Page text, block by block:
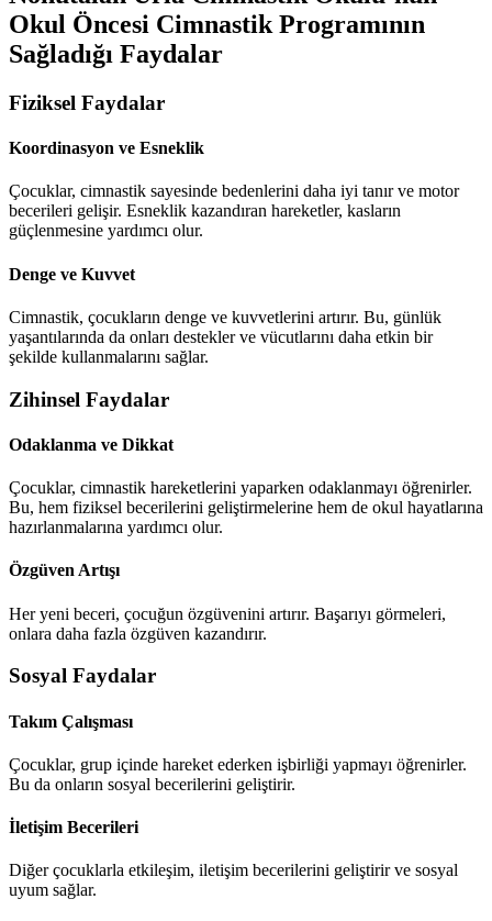
Okul Öncesi Cimnastik Programının
Sağladığı Faydalar
Fiziksel Faydalar
Koordinasyon ve Esneklik
Çocuklar, cimnastik sayesinde bedenlerini daha iyi tanır ve motor
becerileri gelişir. Esneklik kazandıran hareketler, kasların
güçlenmesine yardımcı olur.
Denge ve Kuvvet
Cimnastik, çocukların denge ve kuvvetlerini artırır. Bu, günlük
yaşantılarında da onları destekler ve vücutlarını daha etkin bir
şekilde kullanmalarını sağlar.
Zihinsel Faydalar
Odaklanma ve Dikkat
Çocuklar, cimnastik hareketlerini yaparken odaklanmayı öğrenirler.
Bu, hem fiziksel becerilerini geliştirmelerine hem de okul hayatlarına
hazırlanmalarına yardımcı olur.
Özgüven Artışı
Her yeni beceri, çocuğun özgüvenini artırır. Başarıyı görmeleri,
onlara daha fazla özgüven kazandırır.
Sosyal Faydalar
Takım Çalışması
Çocuklar, grup içinde hareket ederken işbirliği yapmayı öğrenirler.
Bu da onların sosyal becerilerini geliştirir.
İletişim Becerileri
Diğer çocuklarla etkileşim, iletişim becerilerini geliştirir ve sosyal
uyum sağlar.